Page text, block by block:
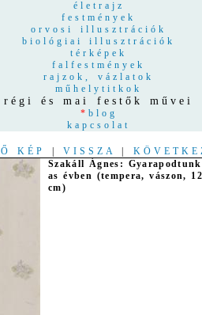
életrajz
festmények
orvosi illusztrációk
biológiai illusztrációk
térképek
falfestmények
rajzok, vázlatok
műhelytitkok
régi és mai festők művei
* blog
kapcsolat
KÉP VISSZA
Szakáll Ágnes:
as évben (tempera, vászon,
cm)